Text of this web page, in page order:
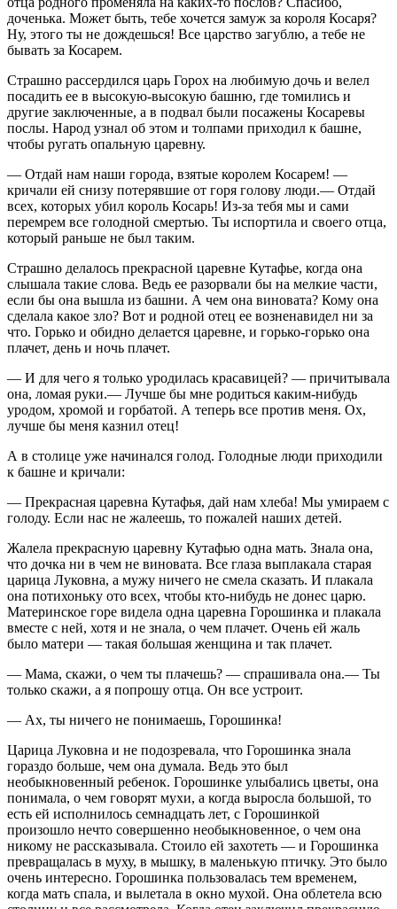
доченька. Может быть, тебе хочется замуж за короля Косаря?
Ну, этого ты не дождешься! Все царство загублю, а тебе не
бывать за Косарем.
Страшно рассердился царь Горох на любимую дочь и велел
посадить ее в высокую-высокую башню, где томились и
другие заключенные, а в подвал были посажены Косаревы
послы. Народ узнал об этом и толпами приходил к башне,
чтобы ругать опальную царевну.
— Отдай нам наши города, взятые королем Косарем! —
кричали ей снизу потерявшие от горя голову люди.— Отдай
всех, которых убил король Косарь! Из-за тебя мы и сами
перемрем все голодной смертью. Ты испортила и своего отца,
который раньше не был таким.
Страшно делалось прекрасной царевне Кутафье, когда она
слышала такие слова. Ведь ее разорвали бы на мелкие части,
если бы она вышла из башни. А чем она виновата? Кому она
сделала какое зло? Вот и родной отец ее возненавидел ни за
что. Горько и обидно делается царевне, и горько-горько она
плачет, день и ночь плачет.
— И для чего я только уродилась красавицей? — причитывала
она, ломая руки.— Лучше бы мне родиться каким-нибудь
уродом, хромой и горбатой. А теперь все против меня. Ох,
лучше бы меня казнил отец!
А в столице уже начинался голод. Голодные люди приходили
к башне и кричали:
— Прекрасная царевна Кутафья, дай нам хлеба! Мы умираем с
голоду. Если нас не жалеешь, то пожалей наших детей.
Жалела прекрасную царевну Кутафью одна мать. Знала она,
что дочка ни в чем не виновата. Все глаза выплакала старая
царица Луковна, а мужу ничего не смела сказать. И плакала
она потихоньку ото всех, чтобы кто-нибудь не донес царю.
Материнское горе видела одна царевна Горошинка и плакала
вместе с ней, хотя и не знала, о чем плачет. Очень ей жаль
было матери — такая большая женщина и так плачет.
— Мама, скажи, о чем ты плачешь? — спрашивала она.— Ты
только скажи, а я попрошу отца. Он все устроит.
— Ах, ты ничего не понимаешь, Горошинка!
Царица Луковна и не подозревала, что Горошинка знала
гораздо больше, чем она думала. Ведь это был
необыкновенный ребенок. Горошинке улыбались цветы, она
понимала, о чем говорят мухи, а когда выросла большой, то
есть ей исполнилось семнадцать лет, с Горошинкой
произошло нечто совершенно необыкновенное, о чем она
никому не рассказывала. Стоило ей захотеть — и Горошинка
превращалась в муху, в мышку, в маленькую птичку. Это было
очень интересно. Горошинка пользовалась тем временем,
когда мать спала, и вылетала в окно мухой. Она облетела всю